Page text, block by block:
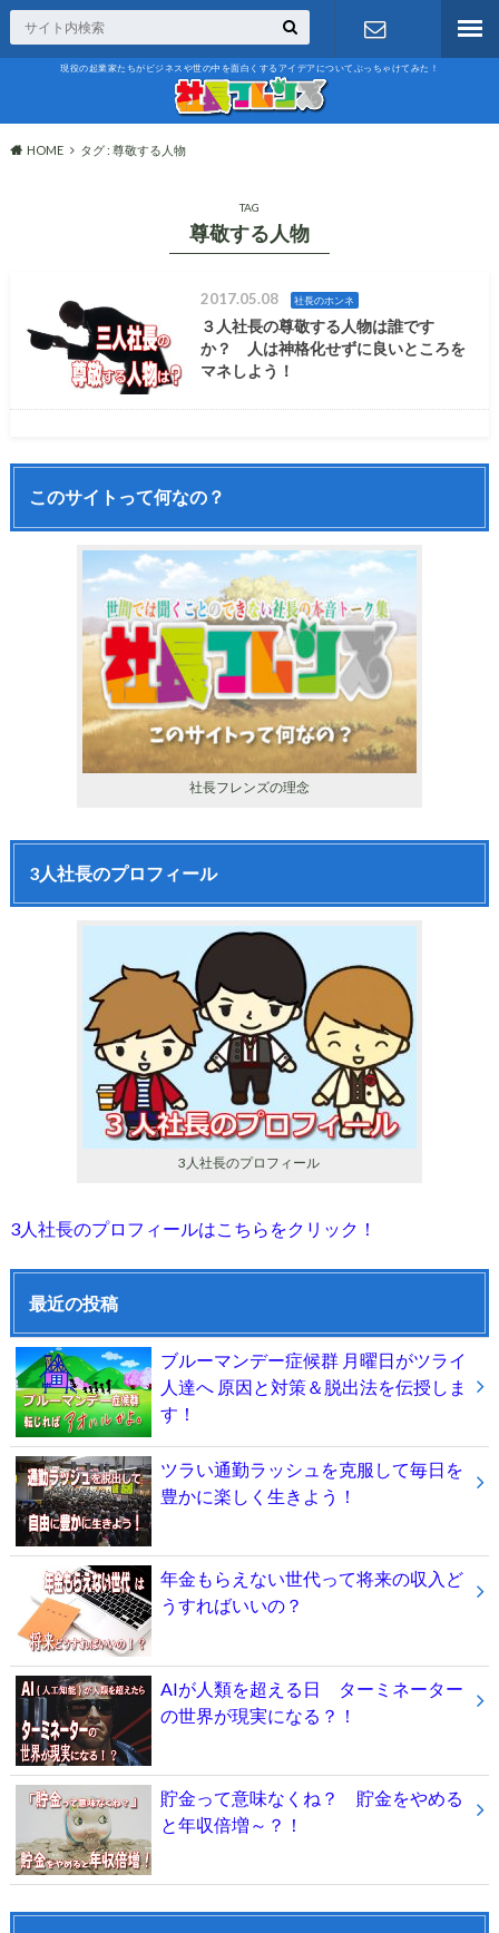
現役の起業家たちがビジネスや世の中を面白くするアイデアについてぶっちゃけてみた！
HOME タグ : 尊敬する人物
TAG
尊敬する人物
2017.05.08 社長のホンネ
３人社長の尊敬する人物は誰です
か？ 人は神格化せずに良いところを
マネしよう！
このサイトって何なの？
社長フレンズの理念
3人社長のプロフィール
3人社長のプロフィール
3人社長のプロフィールはこちらをクリック！
最近の投稿
ブルーマンデー症候群 月曜日がツライ
人達へ 原因と対策＆脱出法を伝授しま
す！
ツラい通勤ラッシュを克服して毎日を
豊かに楽しく生きよう！
年金もらえない世代って将来の収入ど
うすればいいの？
AIが人類を超える日 ターミネーター
の世界が現実になる？！
貯金って意味なくね？ 貯金をやめる
と年収倍増～？！